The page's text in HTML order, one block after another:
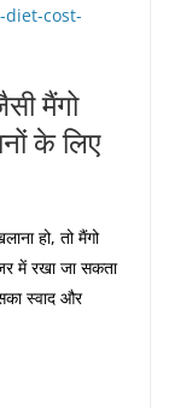
cost-
मैंगो
के लिए
हो, तो मैंगो
में रखा जा सकता
स्वाद और